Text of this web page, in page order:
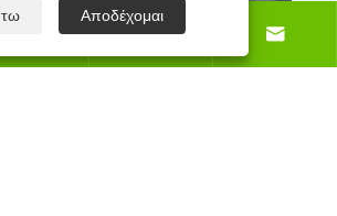
της κούπας Travel.

 
Αποδέχομαι